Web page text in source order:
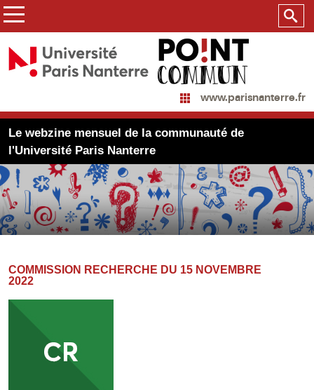
www.parisnanterre.fr
Le webzine mensuel de la communauté de
l'Université Paris Nanterre
COMMISSION RECHERCHE DU 15 NOVEMBRE
2022